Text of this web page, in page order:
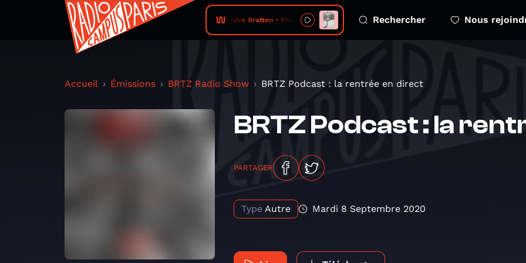
André Bratten • Philistine Rechercher Nous
Accueil Émissions BRTZ Radio Show BRTZ Podcast : la rentrée en direct
BRTZ Podcast : la
PARTAGER
Type Autre Mardi 8 Septembre 2020